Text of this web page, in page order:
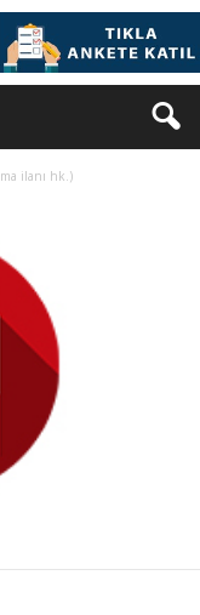
ilanı hk.)